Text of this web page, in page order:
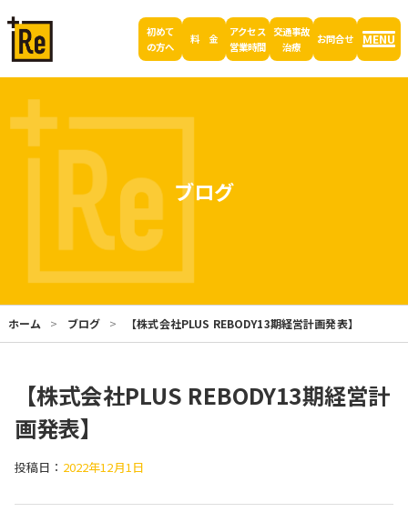
初めて
の方へ
料 金
アクセス
営業時間
交通事故
治療
お問合せ MENU
ブログ
ホーム ブログ 【株式会社PLUS REBODY13期経営計画発表】
【株式会社PLUS REBODY13期経営計
画発表】
投稿日： 2022年12月1日